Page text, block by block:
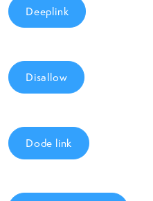
Deeplink
Disallow
Dode link